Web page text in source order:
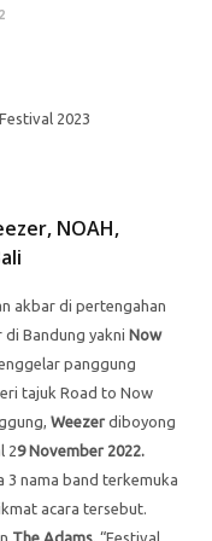
NOAH,
akbar di pertengahan
Bandung yakni Now
panggung
tajuk Road to Now
Weezer diboyong
29 November 2022.
3 nama band terkemuka
acara tersebut.
The Adams. “Festival